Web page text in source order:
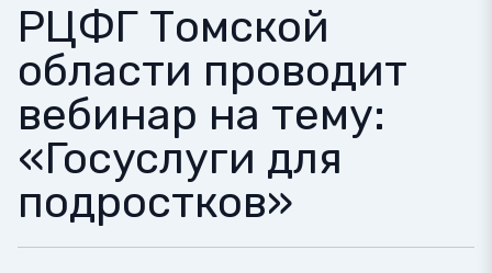
РЦФГ Томской
области проводит
вебинар на тему:
«Госуслуги для
подростков»